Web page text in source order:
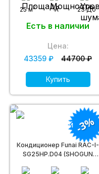
25 м2 A 23 Дб
Есть в наличии
Цена:
43359 ₽
44700 ₽
Купить
Кондиционер Funai RAC-I-
SG25HP.D04 (SHOGUN
-3%